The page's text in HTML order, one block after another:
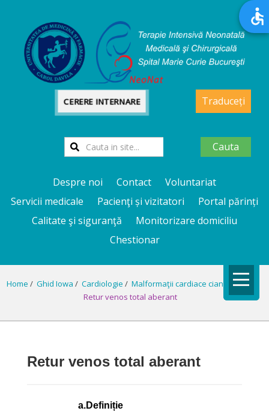
CERERE INTERNARE
Cauta
Traduceți
Despre noi Contact
Voluntariat
Servicii medicale
Pacienţi și vizitatori
Portal părinți
Calitate şi siguranţă
Monitorizare domiciliu
Chestionar
Home / Ghid Iowa / Cardiologie / Malformaţii cardiace cianogene/
Retur venos total aberant
Retur venos total aberant
a.Definiție